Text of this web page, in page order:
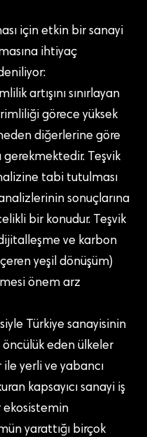
için etkin bir sanayi
ihtiyaç
artışını sınırlayan
görece yüksek
diğerlerine göre
gerekmektedir. Teşvik
tabi tutulması
sonuçlarına
bir konudur. Teşvik
ve karbon
yeşil dönüşüm)
önem arz
Türkiye sanayisinin
öncülük eden ülkeler
ile yerli ve yabancı
kapsayıcı sanayi iş
ekosistemin
yarattığı birçok